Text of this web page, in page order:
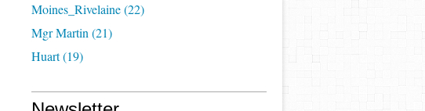
Moines_Rivelaine (22)
Mgr Martin (21)
Huart (19)